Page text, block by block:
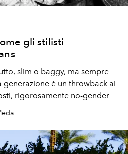
gli stilisti
slim o baggy, ma sempre
generazione è un throwback ai
rigorosamente no-gender